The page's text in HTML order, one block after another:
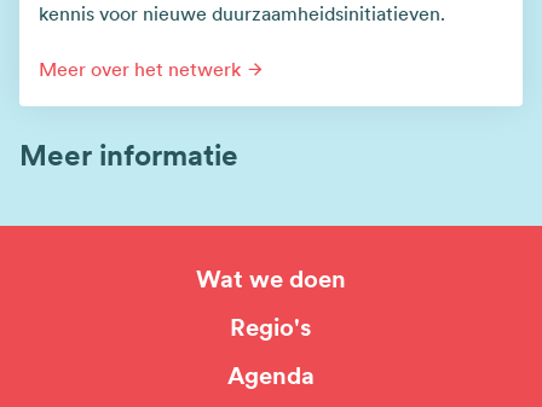
kennis voor nieuwe duurzaamheidsinitiatieven.
Meer over het netwerk
Meer informatie
Wat we doen
Regio's
Agenda